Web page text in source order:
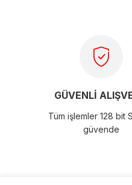
Ürün resmi kalitesiz,
Ürün bilgilerinde hatalar
Ürün fiyatı diğer sitelerden
Bu ürüne benzer farklı
GÜVENLİ
Tüm işlemler 128 bit
güvende